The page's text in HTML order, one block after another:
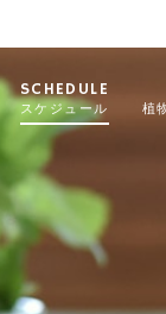
SCHEDULE
スケジュール 植